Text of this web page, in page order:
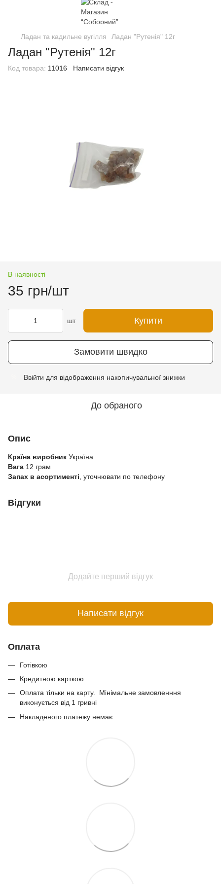
Ладан та кадильне вугілля Ладан "Рутенія" 12г
Ладан "Рутенія" 12г
Код товара: 11016 Написати відгук
В наявності
35 грн/шт
шт Купити
Замовити швидко
Ввійти для відображення накопичувальної знижки
До обраного
Опис
Країна виробник Україна
Вага 12 грам
Запах в асортименті , уточнювати по телефону
Відгуки
Додайте перший відгук
Написати відгук
Оплата
Готівкою
Кредитною карткою
Оплата тільки на карту. Мінімальне замовленння
виконується від 1 гривні
Накладеного платежу немає.